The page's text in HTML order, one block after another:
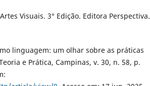
Visuais. 3° Edição. Editora Perspectiva.
linguagem: um olhar sobre as práticas
e Prática, Campinas, v. 30, n. 58, p.